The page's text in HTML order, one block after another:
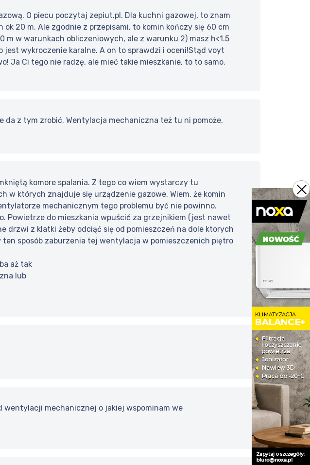
O piecu poczytaj zepiut.pl. Dla kuchni gazowej, to znam
20 m. Ale zgodnie z przepisami, to komin kończy się 60 cm
m w warunkach obliczeniowych, ale z warunku 2) masz h<1.5
jest wykroczenie karalne. A on to sprawdzi i oceni!Stąd voyt
Ja Ci tego nie radzę, ale mieć takie mieszkanie, to to samo.
da z tym zrobić. Wentylacja mechaniczna też tu ni pomoże.
komore spalania. Z tego co wiem wystarczy tu
w których znajduje się urządzenie gazowe. Wiem, że komin
mechanicznym tego problemu być nie powinno.
Powietrze do mieszkania wpuścić za grzejnikiem (jest nawet
drzwi z klatki żeby odciąć się od pomieszczeń na dole ktorych
sposób zaburzenia tej wentylacja w pomieszczenich piętro
aż tak
lub
wentylacji mechanicznej o jakiej wspominam we